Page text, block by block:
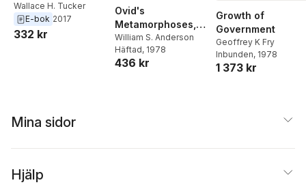
Wallace H. Tucker
E-bok 2017
332 kr
Ovid's
Metamorphoses,
Books 6-10
William S. Anderson
Häftad, 1978
436 kr
Growth of
Government
Geoffrey K Fry
Inbunden, 1978
1 373 kr
Mina sidor
Hjälp